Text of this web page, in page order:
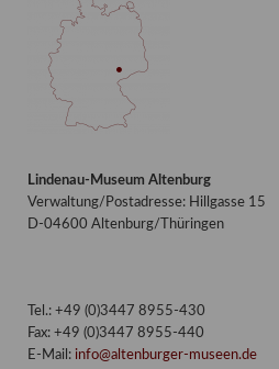
Lindenau-Museum Altenburg
Verwaltung/Postadresse: Hillgasse 15
D-04600 Altenburg/Thüringen
Tel.: +49 (0)3447 8955-430
Fax: +49 (0)3447 8955-440
E-Mail: info@altenburger-museen.de